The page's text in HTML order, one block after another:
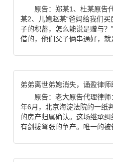
原告：郑某1、杜某原告
某2、儿媳赵某“爸妈给我们
子的积蓄，怎么能说是赠与？
借的，他们父子俩串通好，
原告：老大原告代理律
年6月，北京海淀法院的一纸
的房产归属确认。这场继承
有剑拔弩张的争产。唯一的